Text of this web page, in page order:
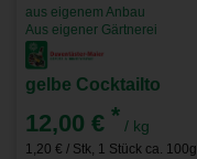
aus eigenem Anbau
Aus eigener Gärtnerei
gelbe Cocktailto
12,00 € * / kg
1,20 € / Stk, 1 Stück ca. 100g